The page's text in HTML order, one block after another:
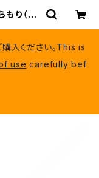
り（有
入ください。This is
use carefully bef